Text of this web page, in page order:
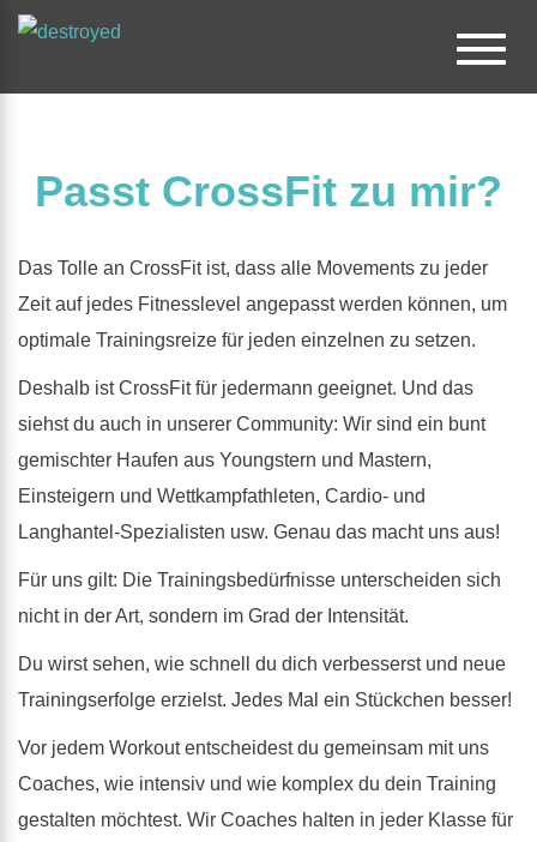
Toggle
Passt CrossFit zu mir?
Das Tolle an CrossFit ist, dass alle Movements zu jeder
Zeit auf jedes Fitnesslevel angepasst werden können, um
optimale Trainingsreize für jeden einzelnen zu setzen.
Deshalb ist CrossFit für jedermann geeignet. Und das
siehst du auch in unserer Community: Wir sind ein bunt
gemischter Haufen aus Youngstern und Mastern,
Einsteigern und Wettkampfathleten, Cardio- und
Langhantel-Spezialisten usw. Genau das macht uns aus!
Für uns gilt: Die Trainingsbedürfnisse unterscheiden sich
nicht in der Art, sondern im Grad der Intensität.
Du wirst sehen, wie schnell du dich verbesserst und neue
Trainingserfolge erzielst. Jedes Mal ein Stückchen besser!
Vor jedem Workout entscheidest du gemeinsam mit uns
Coaches, wie intensiv und wie komplex du dein Training
gestalten möchtest. Wir Coaches halten in jeder Klasse für